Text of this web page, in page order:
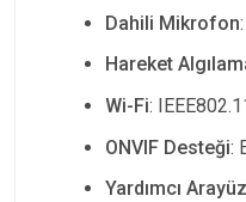
Dahili Mikrofon
Hareket
Wi-Fi:
ONVIF Desteği:
Yardımcı Arayüz